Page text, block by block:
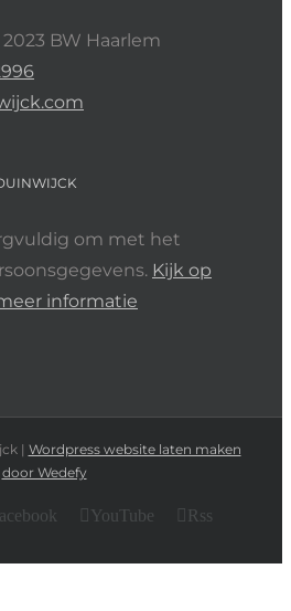
BW Haarlem
om met het
Kijk op
informatie
| Wordpress website laten maken
door Wedefy
YouTube Rss